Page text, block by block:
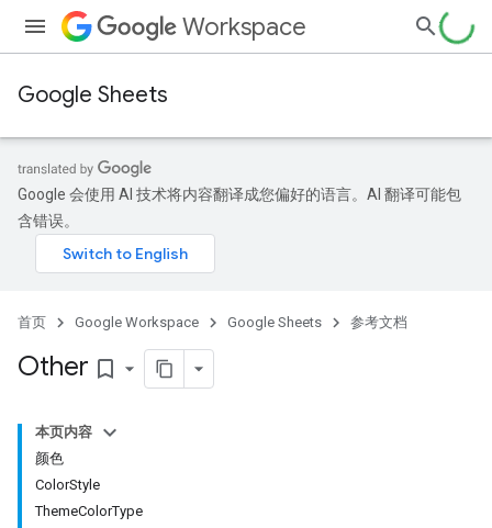
Workspace
Google Sheets
Google 会使用 AI 技术将内容翻译成您偏好的语言。AI 翻译可能包
含错误。
首页 Google Workspace Google Sheets 参考文档
Other bookmark_border
本页内容
颜色
ColorStyle
ThemeColorType